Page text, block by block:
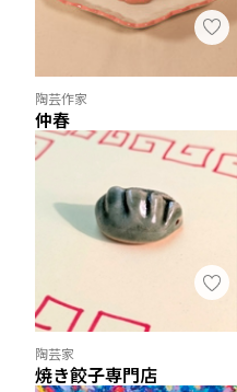
陶芸作家
仲春
陶芸家
焼き餃子専門店